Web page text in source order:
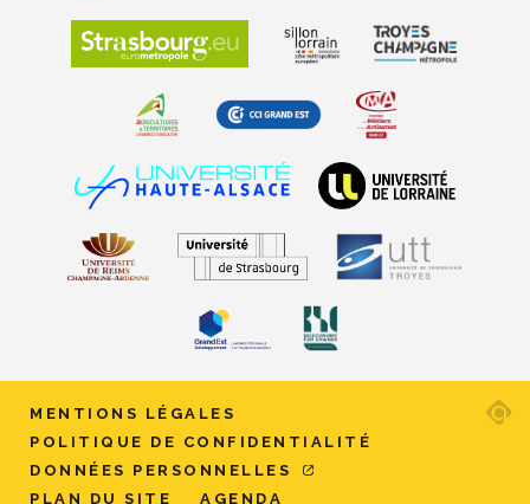
MENTIONS LÉGALES
POLITIQUE DE CONFIDENTIALITÉ
DONNÉES PERSONNELLES
PLAN DU SITE
AGENDA